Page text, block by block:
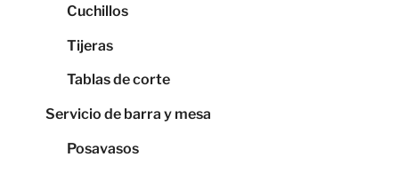
Cuchillos
Tijeras
Tablas de corte
Servicio de barra y mesa
Posavasos